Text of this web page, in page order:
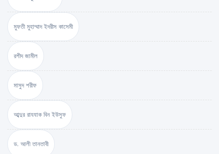
মুফতী মুহাম্মাদ ইদরীস কাসেমী
রশীদ জামীল
মাসুদ শরীফ
আব্দুর রাযযাক বিন ইউসুফ
ড. আলী তানতাবী